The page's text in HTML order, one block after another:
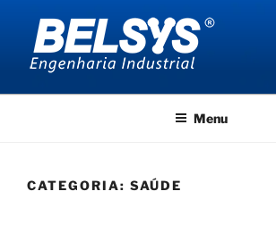
conteúdo
BELSYS
Menu
CATEGORIA: SAÚDE